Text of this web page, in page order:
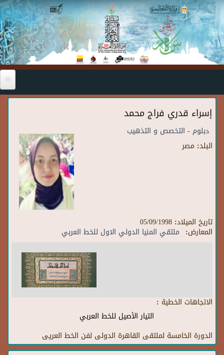
Skip to main content
إسراء قدري فراج محمد
دبلوم - التخصص و التذهيب
البلد: مصر
تاريخ الميلاد: 05/09/1998
المعارض: ملتقي المنيا الدولي الاول للخط العربي
الاتجاهات الخطية :
التيار الأصيل للخط العربي
الدورة الخامسة لملتقى القاهرة الدولى لفن الخط العريى